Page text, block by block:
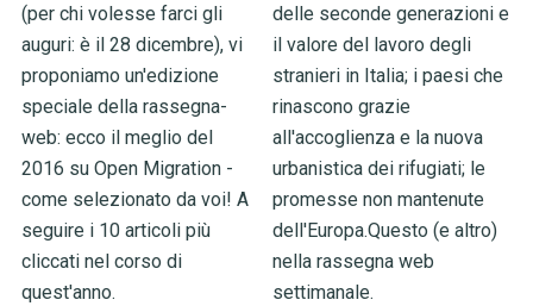
(per chi volesse farci gli
auguri: è il 28 dicembre), vi
proponiamo un'edizione
speciale della rassegna-
web: ecco il meglio del
2016 su Open Migration -
come selezionato da voi! A
seguire i 10 articoli più
cliccati nel corso di
quest'anno.
delle seconde generazioni e
il valore del lavoro degli
stranieri in Italia; i paesi che
rinascono grazie
all'accoglienza e la nuova
urbanistica dei rifugiati; le
promesse non mantenute
dell'Europa.Questo (e altro)
nella rassegna web
settimanale.